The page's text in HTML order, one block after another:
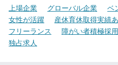
上場企業 グローバル企業 ベ
女性が活躍
産休育休取得実績
フリーランス
障がい者積極採用
独占求人